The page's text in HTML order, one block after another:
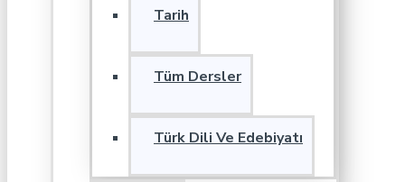
Tarih
Tüm Dersler
Türk Dili Ve Edebiyatı